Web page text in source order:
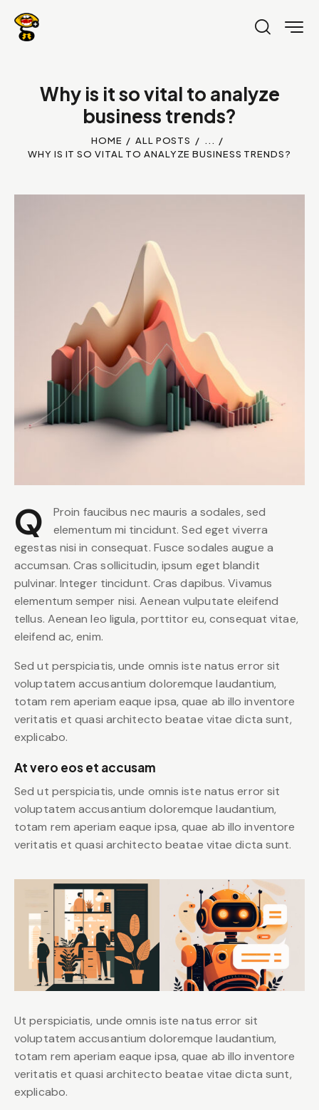
Why is it so vital to analyze
business trends?
HOME ALL POSTS
...
WHY IS IT SO VITAL TO ANALYZE BUSINESS TRENDS?
Q
Proin faucibus nec mauris a sodales, sed
elementum mi tincidunt. Sed eget viverra
egestas nisi in consequat. Fusce sodales augue a
accumsan. Cras sollicitudin, ipsum eget blandit
pulvinar. Integer tincidunt. Cras dapibus. Vivamus
elementum semper nisi. Aenean vulputate eleifend
tellus. Aenean leo ligula, porttitor eu, consequat vitae,
eleifend ac, enim.
Sed ut perspiciatis, unde omnis iste natus error sit
voluptatem accusantium doloremque laudantium,
totam rem aperiam eaque ipsa, quae ab illo inventore
veritatis et quasi architecto beatae vitae dicta sunt,
explicabo.
At vero eos et accusam
Sed ut perspiciatis, unde omnis iste natus error sit
voluptatem accusantium doloremque laudantium,
totam rem aperiam eaque ipsa, quae ab illo inventore
veritatis et quasi architecto beatae vitae dicta sunt.
Ut perspiciatis, unde omnis iste natus error sit
voluptatem accusantium doloremque laudantium,
totam rem aperiam eaque ipsa, quae ab illo inventore
veritatis et quasi architecto beatae vitae dicta sunt,
explicabo.